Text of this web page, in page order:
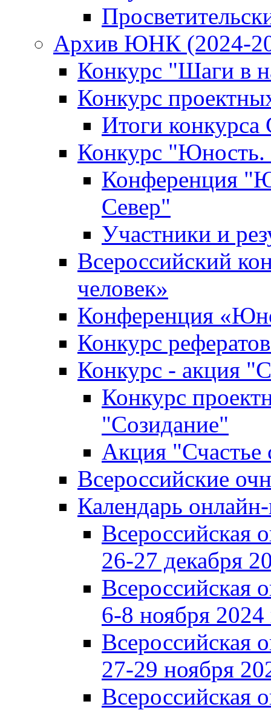
Архив ЮНК (2024-
Конкурс "Шаги в
Конкурс
Итоги конкурса
Конкурс "Юность.
Конференция
Север"
Участники и
Всероссийский
человек»
Конференция
Конкурс
Конкурс - акция
Конкурс
"Созидание"
Акция "Счастье
Всероссийские
Календарь
Всероссийская
26-27 декабря
Всероссийская
6-8 ноября 2024
Всероссийская
27-29 ноября
Всероссийская